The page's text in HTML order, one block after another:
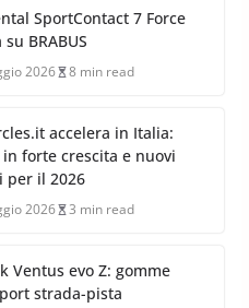
SportContact 7 Force
BRABUS
2026 8 min read
accelera in Italia:
forte crescita e nuovi
per il 2026
2026 3 min read
Ventus evo Z: gomme
strada-pista